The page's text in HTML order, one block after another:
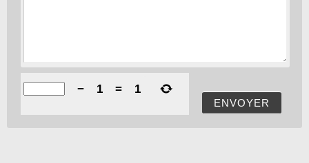
ENVOYER
− 1 = 1